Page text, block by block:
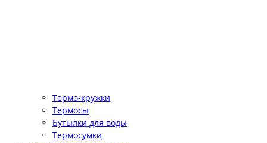
Термо-кружки
Термосы
Бутылки для воды
Термосумки